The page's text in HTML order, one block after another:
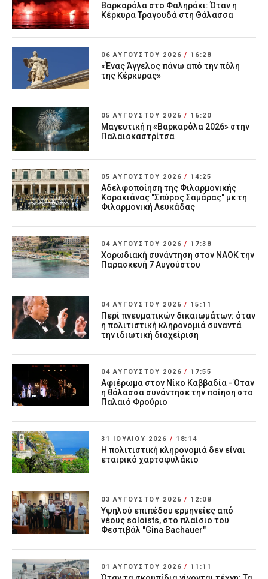
Βαρκαρόλα στο Φαληράκι: Όταν η
Κέρκυρα Τραγουδά στη Θάλασσα
06 ΑΥΓΟΎΣΤΟΥ 2026 / 16:28
«Ένας Άγγελος πάνω από την πόλη
της Κέρκυρας»
05 ΑΥΓΟΎΣΤΟΥ 2026 / 16:20
Μαγευτική η «Βαρκαρόλα 2026» στην
Παλαιοκαστρίτσα
05 ΑΥΓΟΎΣΤΟΥ 2026 / 14:25
Αδελφοποίηση της Φιλαρμονικής
Κορακιάνας "Σπύρος Σαμάρας" με τη
Φιλαρμονική Λευκάδας
04 ΑΥΓΟΎΣΤΟΥ 2026 / 17:38
Χορωδιακή συνάντηση στον ΝΑΟΚ την
Παρασκευή 7 Αυγούστου
04 ΑΥΓΟΎΣΤΟΥ 2026 / 15:11
Περί πνευματικών δικαιωμάτων: όταν
η πολιτιστική κληρονομιά συναντά
την ιδιωτική διαχείριση
04 ΑΥΓΟΎΣΤΟΥ 2026 / 17:55
Αφιέρωμα στον Νίκο Καββαδία - Όταν
η θάλασσα συνάντησε την ποίηση στο
Παλαιό Φρούριο
31 ΙΟΥΛΊΟΥ 2026 / 18:14
Η πολιτιστική κληρονομιά δεν είναι
εταιρικό χαρτοφυλάκιο
03 ΑΥΓΟΎΣΤΟΥ 2026 / 12:08
Υψηλού επιπέδου ερμηνείες από
νέους soloists, στο πλαίσιο του
Φεστιβάλ "Gina Bachauer"
01 ΑΥΓΟΎΣΤΟΥ 2026 / 11:11